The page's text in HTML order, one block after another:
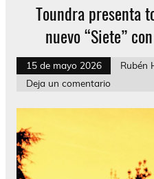
Toundra presenta
nuevo “Siete”
15 de mayo 2026
Rubén
Deja un comentario